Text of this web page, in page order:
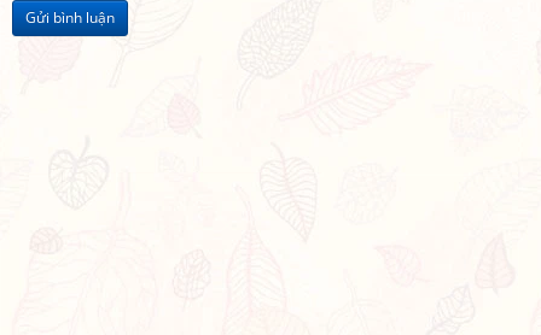
Gửi bình luận